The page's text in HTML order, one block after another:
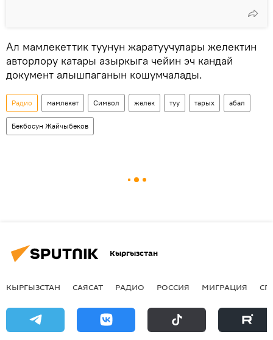
Ал мамлекеттик туунун жаратуучулары желектин
авторлору катары азыркыга чейин эч кандай
документ алышпаганын кошумчалады.
Радио мамлекет Символ желек туу тарых абал
Бекбосун Жайчыбеков
Кыргызстан
КЫРГЫЗСТАН САЯСАТ РАДИО РОССИЯ МИГРАЦИЯ